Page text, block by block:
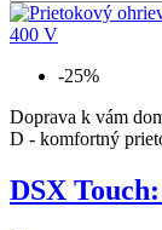
-25%
Doprava k vám
D - komfortný
DSX